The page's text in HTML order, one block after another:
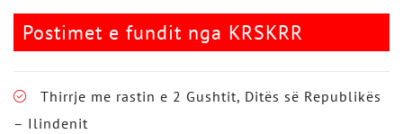
Postimet e fundit nga KRSKRR
Thirrje me rastin e 2 Gushtit, Ditës së Republikës
– Ilindenit